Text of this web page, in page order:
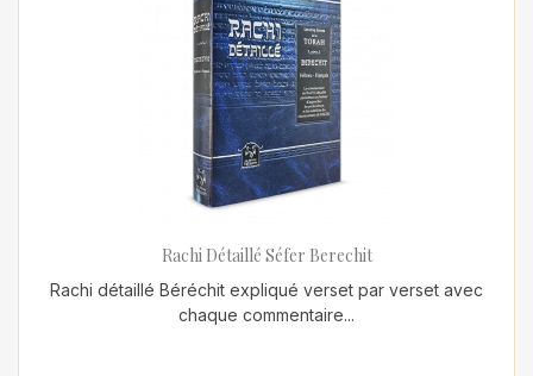
Rachi Détaillé Séfer Berechit
Rachi détaillé Béréchit expliqué verset par verset avec
chaque commentaire...